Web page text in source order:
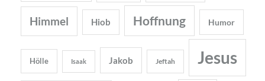
Himmel Hiob Hoffnung Humor
Hölle Isaak Jakob Jeftah Jesus